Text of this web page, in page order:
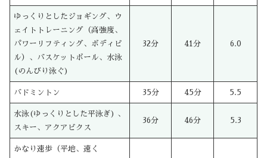
ゆっくりとしたジョギング、ウ
ェイトトレーニング（高強度、
パワーリフティング、ボディビ
ル）、バスケットボール、水泳
(のんびり泳ぐ)
32分 41分 6.0
バドミントン 35分 45分 5.5
水泳(ゆっくりとした平泳ぎ) 、
スキー、アクアビクス
36分 46分 5.3
かなり速歩（平地、速く